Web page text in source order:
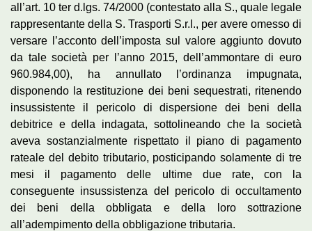
all’art. 10 ter d.lgs. 74/2000 (contestato alla S., quale legale
rappresentante della S. Trasporti S.r.l., per avere omesso di
versare l’acconto dell’imposta sul valore aggiunto dovuto
da tale società per l’anno 2015, dell’ammontare di euro
960.984,00), ha annullato l’ordinanza impugnata,
disponendo la restituzione dei beni sequestrati, ritenendo
insussistente il pericolo di dispersione dei beni della
debitrice e della indagata, sottolineando che la società
aveva sostanzialmente rispettato il piano di pagamento
rateale del debito tributario, posticipando solamente di tre
mesi il pagamento delle ultime due rate, con la
conseguente insussistenza del pericolo di occultamento
dei beni della obbligata e della loro sottrazione
all’adempimento della obbligazione tributaria.